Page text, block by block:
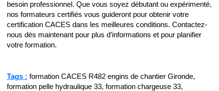
besoin professionnel. Que vous soyez débutant ou expérimenté,
nos formateurs certifiés vous guideront pour obtenir votre
certification CACES dans les meilleures conditions. Contactez-
nous dès maintenant pour plus d’informations et pour planifier
votre formation.
Tags : formation CACES R482 engins de chantier Gironde,
formation pelle hydraulique 33, formation chargeuse 33,